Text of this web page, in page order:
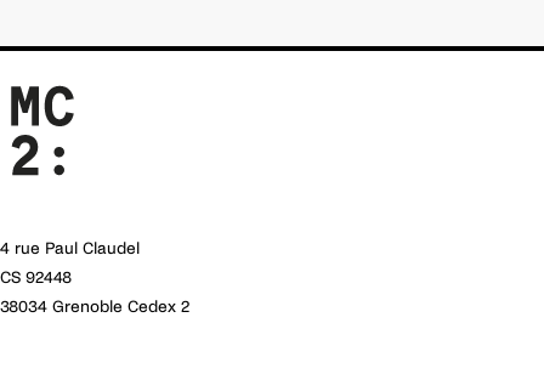
4 rue Paul Claudel
CS 92448
38034 Grenoble Cedex 2